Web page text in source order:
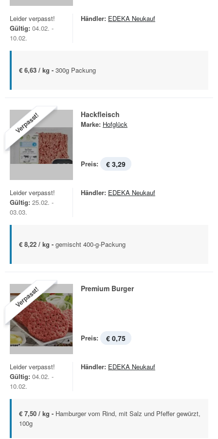
Leider verpasst!
Gültig: 04.02. -
10.02.
Händler: EDEKA Neukauf
€ 6,63 / kg - 300g Packung
Verpasst! Hackfleisch
Marke: Hofglück
Preis: € 3,29
Leider verpasst!
Gültig: 25.02. -
03.03.
Händler: EDEKA Neukauf
€ 8,22 / kg - gemischt 400-g-Packung
Verpasst! Premium Burger
Preis: € 0,75
Leider verpasst!
Gültig: 04.02. -
10.02.
Händler: EDEKA Neukauf
€ 7,50 / kg - Hamburger vom Rind, mit Salz und Pfeffer gewürzt,
100g